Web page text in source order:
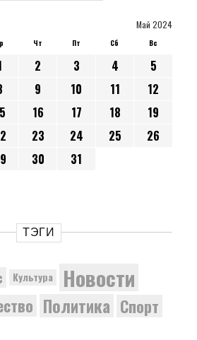
Май 2024
Чт Пт Сб Вс
2 3 4
5
9 10 11
12
16 17 18
19
23 24 25
26
30
31
ТЭГИ
Культура Новости
Политика Спорт